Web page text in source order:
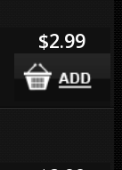
$2.99